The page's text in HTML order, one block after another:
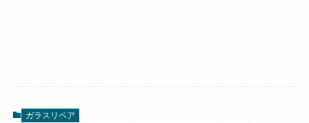
ガラスリペア